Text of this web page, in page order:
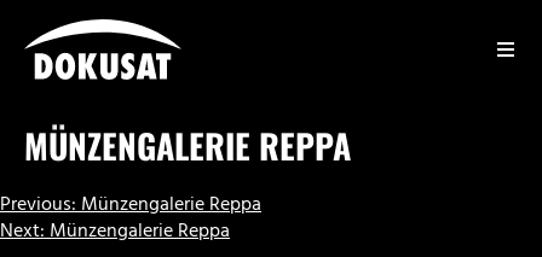
Inhalt
springen
MÜNZENGALERIE REPPA
BEITRAGSNAVIGATION
Previous:Münzengalerie Reppa
Next:Münzengalerie Reppa